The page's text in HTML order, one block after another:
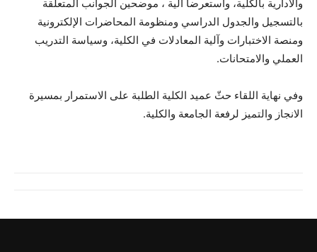
والادارية بالكلية، واستعرضا آلية ، موضحين الجوانب المتعلقة
بالتسجيل والجدول الدراسي ومنظومة المحاضرات الإلكترونية
ومنصة الاختبارات وآلية المعادلات في الكلية، وسياسة التدريب
العملي والامتحانات.
وفي نهاية اللقاء حثّ عميد الكلية الطلبة على الاستمرار بمسيرة
الانجاز والتميز لرفعة الجامعة والكلية.